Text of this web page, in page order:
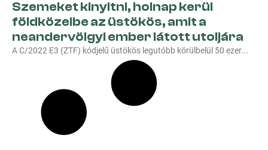
Szemeket kinyitni, holnap kerül
földközelbe az üstökös, amit a
neandervölgyi ember látott utoljára
A C/2022 E3 (ZTF) kódjelű üstökös legutóbb körülbelül 50 ezer